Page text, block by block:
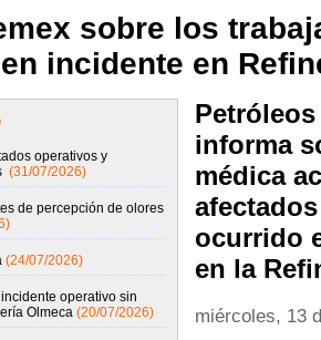
sobre los
incidente en
operativos y
(31/07/2026)
de percepción de olores
(24/07/2026)
operativo sin
Olmeca (20/07/2026)
informa
médica
ocurrido
en la
miércoles, 13